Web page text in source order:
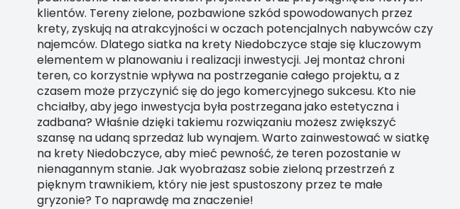
klientów. Tereny zielone, pozbawione szkód spowodowanych przez
krety, zyskują na atrakcyjności w oczach potencjalnych nabywców czy
najemców. Dlatego siatka na krety Niedobczyce staje się kluczowym
elementem w planowaniu i realizacji inwestycji. Jej montaż chroni
teren, co korzystnie wpływa na postrzeganie całego projektu, a z
czasem może przyczynić się do jego komercyjnego sukcesu. Kto nie
chciałby, aby jego inwestycja była postrzegana jako estetyczna i
zadbana? Właśnie dzięki takiemu rozwiązaniu możesz zwiększyć
szansę na udaną sprzedaż lub wynajem. Warto zainwestować w siatkę
na krety Niedobczyce, aby mieć pewność, że teren pozostanie w
nienagannym stanie. Jak wyobrażasz sobie zieloną przestrzeń z
pięknym trawnikiem, który nie jest spustoszony przez te małe
gryzonie? To naprawdę ma znaczenie!